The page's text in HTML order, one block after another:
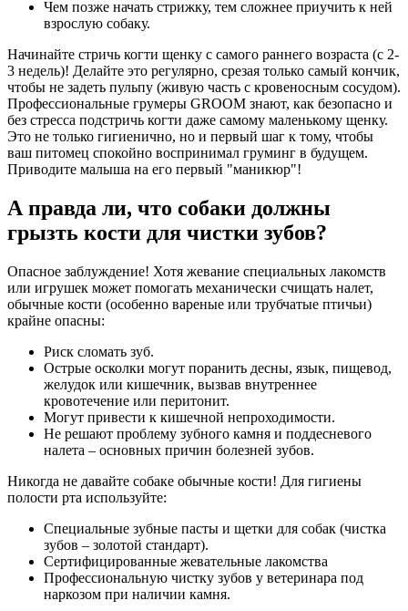
Чем позже начать стрижку, тем сложнее приучить к ней
взрослую собаку.
Начинайте стричь когти щенку с самого раннего возраста (с 2-
3 недель)! Делайте это регулярно, срезая только самый кончик,
чтобы не задеть пульпу (живую часть с кровеносным сосудом).
Профессиональные грумеры GROOM знают, как безопасно и
без стресса подстричь когти даже самому маленькому щенку.
Это не только гигиенично, но и первый шаг к тому, чтобы
ваш питомец спокойно воспринимал груминг в будущем.
Приводите малыша на его первый "маникюр"!
А правда ли, что собаки должны
грызть кости для чистки зубов?
Опасное заблуждение! Хотя жевание специальных лакомств
или игрушек может помогать механически счищать налет,
обычные кости (особенно вареные или трубчатые птичьи)
крайне опасны:
Риск сломать зуб.
Острые осколки могут поранить десны, язык, пищевод,
желудок или кишечник, вызвав внутреннее
кровотечение или перитонит.
Могут привести к кишечной непроходимости.
Не решают проблему зубного камня и поддесневого
налета – основных причин болезней зубов.
Никогда не давайте собаке обычные кости! Для гигиены
полости рта используйте:
Специальные зубные пасты и щетки для собак (чистка
зубов – золотой стандарт).
Сертифицированные жевательные лакомства
Профессиональную чистку зубов у ветеринара под
наркозом при наличии камня.